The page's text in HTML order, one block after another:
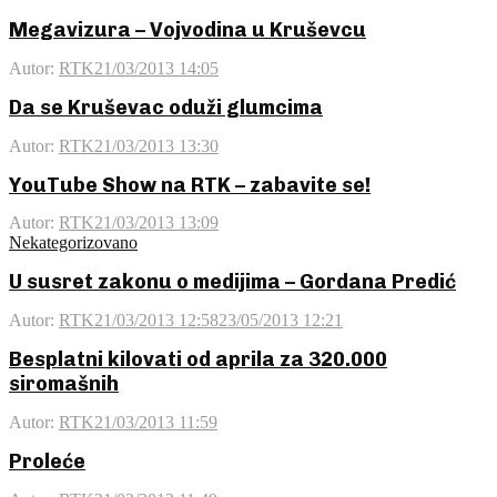
Megavizura – Vojvodina u Kruševcu
Autor: RTK21/03/2013 14:05
Da se Kruševac oduži glumcima
Autor: RTK21/03/2013 13:30
YouTube Show na RTK – zabavite se!
Autor: RTK21/03/2013 13:09
Nekategorizovano
U susret zakonu o medijima – Gordana Predić
Autor: RTK21/03/2013 12:5823/05/2013 12:21
Besplatni kilovati od aprila za 320.000
siromašnih
Autor: RTK21/03/2013 11:59
Proleće